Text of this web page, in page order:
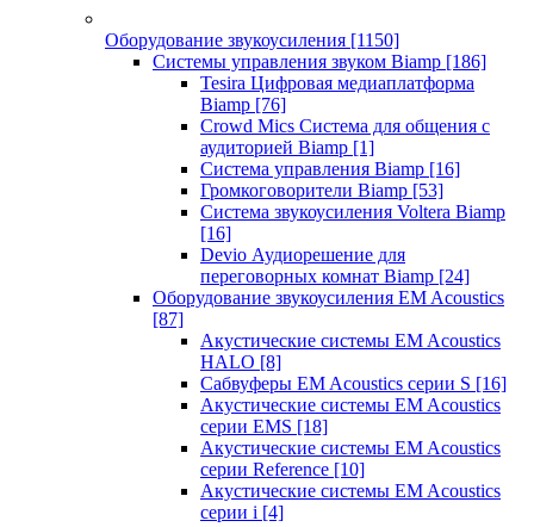
Оборудование звукоусиления [1150]
Системы управления звуком Biamp [186]
Tesira Цифровая медиаплатформа
Biamp [76]
Crowd Mics Система для общения с
аудиторией Biamp [1]
Система управления Biamp [16]
Громкоговорители Biamp [53]
Система звукоусиления Voltera Biamp
[16]
Devio Аудиорешение для
переговорных комнат Biamp [24]
Оборудование звукоусиления EM Acoustics
[87]
Акустические системы EM Acoustics
HALO [8]
Сабвуферы EM Acoustics серии S [16]
Акустические системы EM Acoustics
серии EMS [18]
Акустические системы EM Acoustics
серии Reference [10]
Акустические системы EM Acoustics
серии i [4]